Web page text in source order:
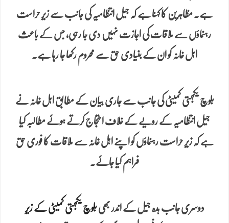
ہے۔ مظاہرین کا کہنا ہے کہ جیل انتظامیہ کی جانب سے زیرِ حراست
رہنماؤں سے ملاقات کی اجازت نہیں دی جا رہی، جس کے باعث
اہل خانہ کو ان کے بنیادی حق سے محروم رکھا جا رہا ہے۔
بلوچ یکجہتی کمیٹی کی جانب سے جاری بیان کے مطابق اہل خانہ نے
جیل انتظامیہ کے رویے کے خلاف احتجاج کرتے ہوئے مطالبہ کیا
ہے کہ زیرِ حراست رہنماؤں کو اپنے اہل خانہ سے ملاقات کا فوری حق
فراہم کیا جائے۔
دوسری جانب ہدہ جیل کے اندر بھیبلوچ یکجہتی کمیٹی کے زیرِ